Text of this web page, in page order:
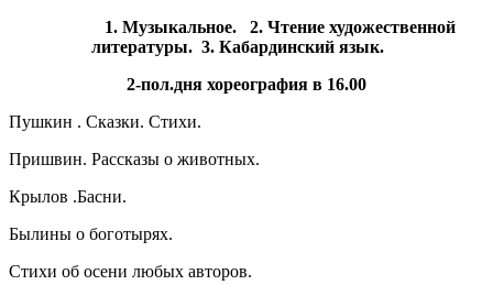
1. Музыкальное. 2. Чтение художественной
литературы. 3. Кабардинский язык.
2-пол.дня хореография в 16.00
Пушкин . Сказки. Стихи.
Пришвин. Рассказы о животных.
Крылов .Басни.
Былины о боготырях.
Стихи об осени любых авторов.